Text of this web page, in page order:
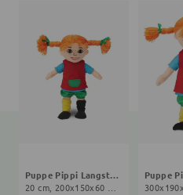
Puppe Pippi Langstrumpf
20 cm, 200x150x60 mm, 10+ Monate, bunt